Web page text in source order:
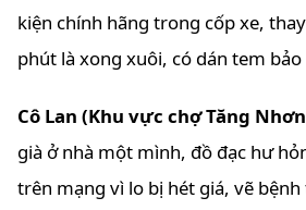
kiện chính hãng trong cốp xe,
phút là xong xuôi, có dán tem
Cô Lan (Khu vực chợ Tăng
già ở nhà một mình, đồ đạc hư
trên mạng vì lo bị hét giá, vẽ